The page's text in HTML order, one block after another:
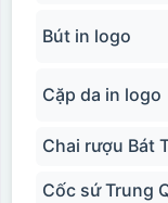
Bút in logo
Cặp da in logo
Chai rượu Bát
Cốc sứ Trung